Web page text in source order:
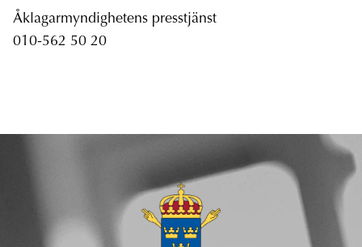
Åklagarmyndighetens presstjänst
010-562 50 20